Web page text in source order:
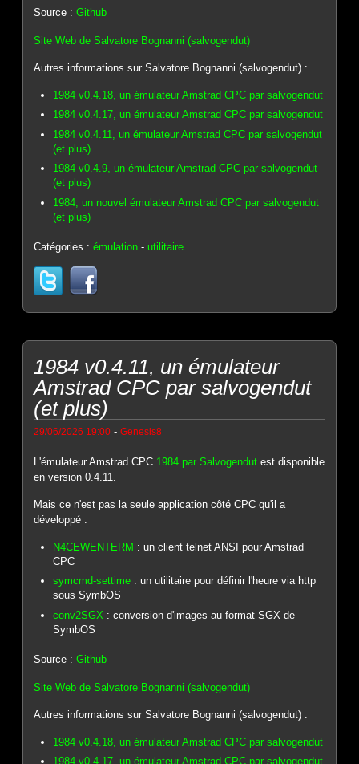
Source :Github
Site Web de Salvatore Bognanni (salvogendut)
Autres informations sur Salvatore Bognanni (salvogendut) :
1984 v0.4.18, un émulateur Amstrad CPC par salvogendut
1984 v0.4.17, un émulateur Amstrad CPC par salvogendut
1984 v0.4.11, un émulateur Amstrad CPC par salvogendut
(et plus)
1984 v0.4.9, un émulateur Amstrad CPC par salvogendut
(et plus)
1984, un nouvel émulateur Amstrad CPC par salvogendut
(et plus)
Catégories :émulation -utilitaire
1984 v0.4.11, un émulateur
Amstrad CPC par salvogendut
(et plus)
29/06/2026 19:00 -Genesis8
L'émulateur Amstrad CPC 1984 par Salvogendut est disponible
en version 0.4.11.
Mais ce n'est pas la seule application côté CPC qu'il a
développé :
N4CEWENTERM : un client telnet ANSI pour Amstrad
CPC
symcmd-settime : un utilitaire pour définir l'heure via http
sous SymbOS
conv2SGX : conversion d'images au format SGX de
SymbOS
Source :Github
Site Web de Salvatore Bognanni (salvogendut)
Autres informations sur Salvatore Bognanni (salvogendut) :
1984 v0.4.18, un émulateur Amstrad CPC par salvogendut
1984 v0.4.17, un émulateur Amstrad CPC par salvogendut